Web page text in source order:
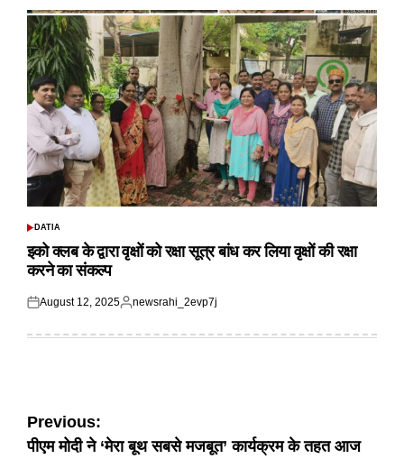
POSTED
DATIA
इको क्लब के द्वारा वृक्षों को रक्षा सूत्र बांध कर लिया वृक्षों की रक्षा
करने का संकल्प
Posted
August 12, 2025
Posted
newsrahi_2evp7j
Post
navigation
Previous:
पीएम मोदी ने ‘मेरा बूथ सबसे मजबूत’ कार्यक्रम के तहत आज